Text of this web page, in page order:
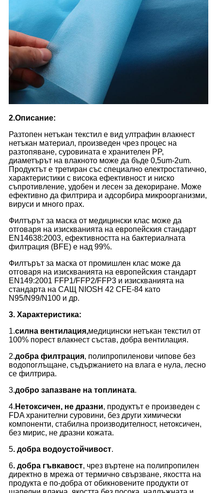
2.Описание:
Разтопен нетъкан текстил е вид ултрафин влакнест
нетъкан материал, произведен чрез процес на
разтопяване, суровината е хранителен PP,
диаметърът на влакното може да бъде 0,5um-2um.
Продуктът е третиран със специално електростатично,
характеристики с висока ефективност и ниско
съпротивление, удобен и лесен за декориране. Може
ефективно да филтрира и адсорбира микроорганизми,
вируси и много прах.
Филтърът за маска от медицински клас може да
отговаря на изискванията на европейския стандарт
EN14638:2003, ефективността на бактериалната
филтрация (BFE) е над 99%.
Филтърът за маска от промишлен клас може да
отговаря на изискванията на европейския стандарт
EN149:2001 FFP1/FFP2/FFP3 и изискванията на
стандарта на САЩ NIOSH 42 CFE-84 като
N95/N99/N100 и др.
3. Характеристика:
1.силна вентилация,медицински нетъкан текстил от
100% порест влакнест състав, добра вентилация.
2.добра филтрация, полипропиленови чипове без
водопоглъщане, съдържанието на влага е нула, лесно
се филтрира.
3.добро запазване на топлината.
4. Нетоксичен, не дразни, продуктът е произведен с
FDA хранителни суровини, без други химически
компоненти, стабилна производителност, нетоксичен,
без мирис, не дразни кожата.
5. добра водоустойчивост.
6. добра гъвкавост, чрез въртене на полипропилен
директно в мрежа от термично свързване, якостта на
продукта е по-добра от обикновените продукти от